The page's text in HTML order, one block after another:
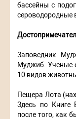
бассейны с
сероводородные
Заповедник
Муджиб. Ученые
10 видов
Пещера Лота
Здесь по
после того, как